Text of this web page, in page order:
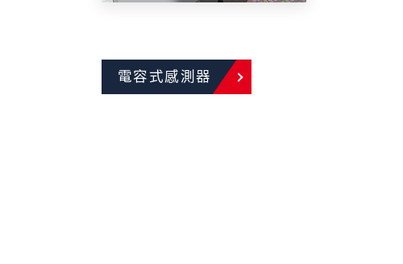
電容式感測器